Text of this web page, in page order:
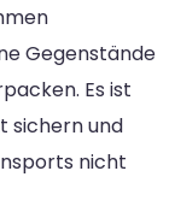
Gegenstände
Es ist
sichern und
nicht